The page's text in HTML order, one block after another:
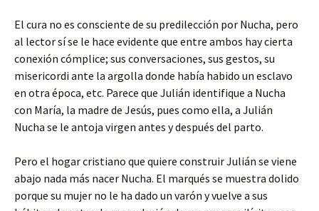
El cura no es consciente de su predilección por Nucha, pero
al lector sí se le hace evidente que entre ambos hay cierta
conexión cómplice; sus conversaciones, sus gestos, su
misericordi ante la argolla donde había habido un esclavo
en otra época, etc. Parece que Julián identifique a Nucha
con María, la madre de Jesús, pues como ella, a Julián
Nucha se le antoja virgen antes y después del parto.
Pero el hogar cristiano que quiere construir Julián se viene
abajo nada más nacer Nucha. El marqués se muestra dolido
porque su mujer no le ha dado un varón y vuelve a sus